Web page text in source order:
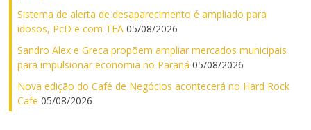
Sistema de alerta de desaparecimento é ampliado para
idosos, PcD e com TEA 05/08/2026
Sandro Alex e Greca propõem ampliar mercados municipais
para impulsionar economia no Paraná 05/08/2026
Nova edição do Café de Negócios acontecerá no Hard Rock
Cafe 05/08/2026